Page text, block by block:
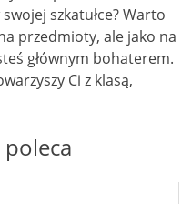
szkatułce? Warto
przedmioty, ale jako na
głównym bohaterem.
Ci z klasą,